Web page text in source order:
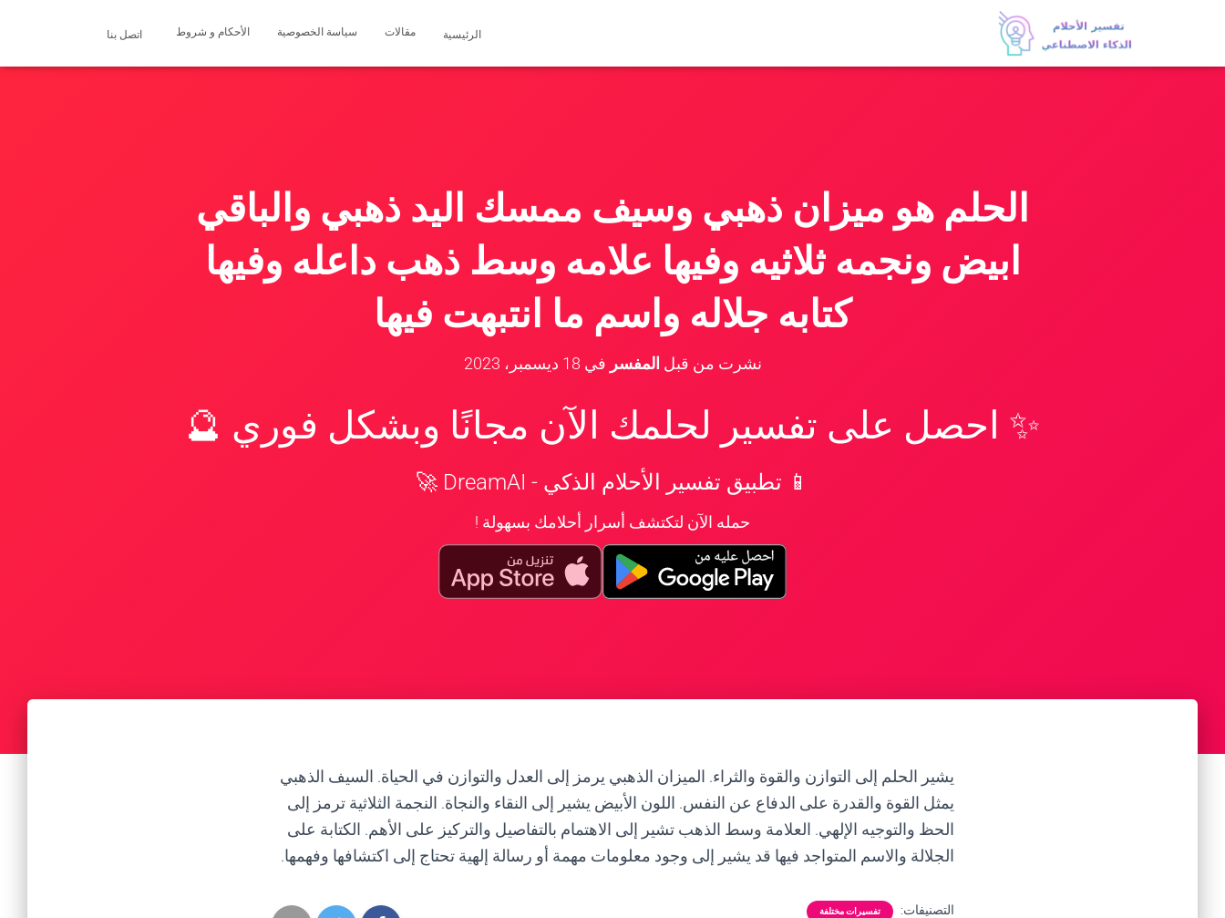
الرئيسية مقالات سياسة الخصوصية الأحكام و شروط اتصل بنا
الحلم هو ميزان ذهبي وسيف ممسك اليد ذهبي والباقي
ابيض ونجمه ثلاثيه وفيها علامه وسط ذهب داعله وفيها
كتابه جلاله واسم ما انتبهت فيها
نشرت من قبل المفسر في 18 ديسمبر، 2023
✨ احصل على تفسير لحلمك الآن مجانًا وبشكل فوري 🔮
📱 تطبيق تفسير الأحلام الذكي - DreamAI 🚀
حمله الآن لتكتشف أسرار أحلامك بسهولة !
يشير الحلم إلى التوازن والقوة والثراء. الميزان الذهبي يرمز إلى العدل والتوازن في الحياة. السيف الذهبي
يمثل القوة والقدرة على الدفاع عن النفس. اللون الأبيض يشير إلى النقاء والنجاة. النجمة الثلاثية ترمز إلى
الحظ والتوجيه الإلهي. العلامة وسط الذهب تشير إلى الاهتمام بالتفاصيل والتركيز على الأهم. الكتابة على
الجلالة والاسم المتواجد فيها قد يشير إلى وجود معلومات مهمة أو رسالة إلهية تحتاج إلى اكتشافها وفهمها.
التصنيفات: تفسيرات مختلفة